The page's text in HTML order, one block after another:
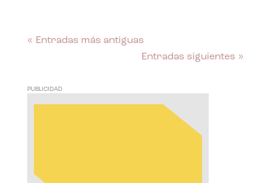
« Entradas más antiguas
Entradas siguientes »
PUBLICIDAD